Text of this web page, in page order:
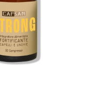
Dettagli